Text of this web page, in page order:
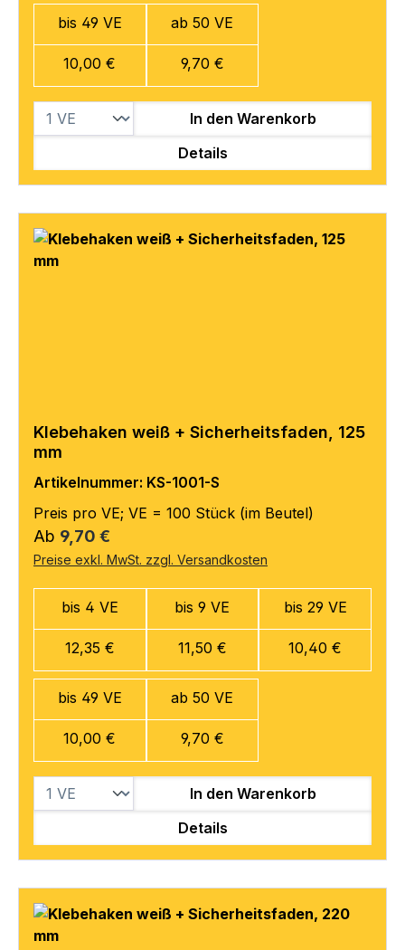
bis 49 VE
10,00 €
ab 50 VE
9,70 €
In den Warenkorb
Details
Klebehaken weiß + Sicherheitsfaden, 125
mm
Artikelnummer: KS-1001-S
Preis pro VE; VE = 100 Stück (im Beutel)
Regulärer Preis:
Ab 9,70 €
Preise exkl. MwSt. zzgl. Versandkosten
bis 4 VE
12,35 €
bis 9 VE
11,50 €
bis 29 VE
10,40 €
bis 49 VE
10,00 €
ab 50 VE
9,70 €
In den Warenkorb
Details